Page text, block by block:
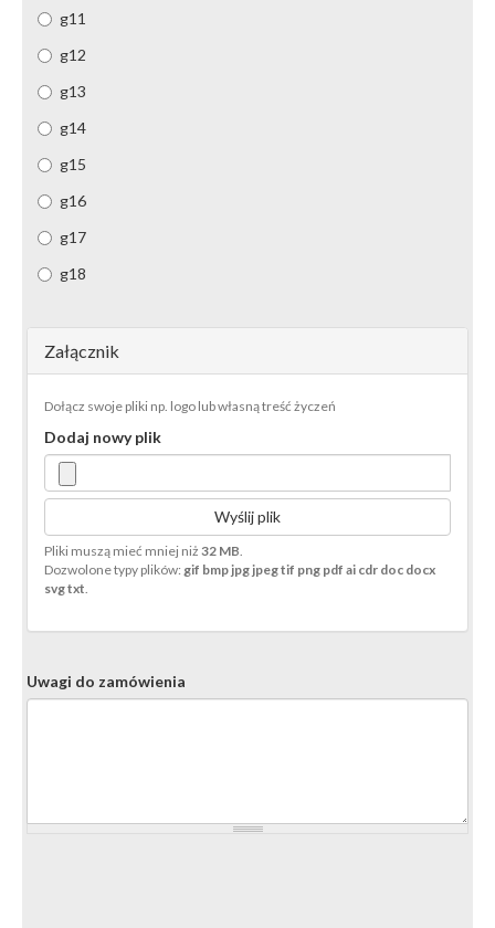
g11
g12
g13
g14
g15
g16
g17
g18
Załącznik
Dołącz swoje pliki np. logo lub własną treść życzeń
Dodaj nowy plik
Wyślij plik
Pliki muszą mieć mniej niż32 MB
Dozwolone typy plików: gif bmp jpg jpeg tif png pdf ai cdr doc docx
svg txt
Uwagi do zamówienia